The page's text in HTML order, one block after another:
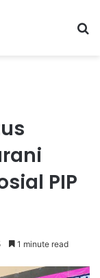
PIP
1 minute read